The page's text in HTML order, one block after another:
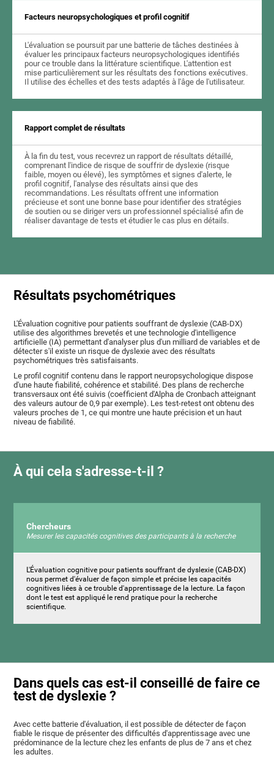
Facteurs neuropsychologiques et profil cognitif
L'évaluation se poursuit par une batterie de tâches destinées à
évaluer les principaux facteurs neuropsychologiques identifiés
pour ce trouble dans la littérature scientifique. L'attention est
mise particulièrement sur les résultats des fonctions exécutives.
Il utilise des échelles et des tests adaptés à l'âge de l'utilisateur.
Rapport complet de résultats
À la fin du test, vous recevrez un rapport de résultats détaillé,
comprenant l'indice de risque de souffrir de dyslexie (risque
faible, moyen ou élevé), les symptômes et signes d'alerte, le
profil cognitif, l'analyse des résultats ainsi que des
recommandations. Les résultats offrent une information
précieuse et sont une bonne base pour identifier des stratégies
de soutien ou se diriger vers un professionnel spécialisé afin de
réaliser davantage de tests et étudier le cas plus en détails.
Résultats psychométriques
L'Évaluation cognitive pour patients souffrant de dyslexie (CAB-DX)
utilise des algorithmes brevetés et une technologie d'intelligence
artificielle (IA) permettant d'analyser plus d'un milliard de variables et de
détecter s'il existe un risque de dyslexie avec des résultats
psychométriques très satisfaisants.
Le profil cognitif contenu dans le rapport neuropsychologique dispose
d'une haute fiabilité, cohérence et stabilité. Des plans de recherche
transversaux ont été suivis (coefficient d'Alpha de Cronbach atteignant
des valeurs autour de 0,9 par exemple). Les test-retest ont obtenu des
valeurs proches de 1, ce qui montre une haute précision et un haut
niveau de fiabilité.
À qui cela s'adresse-t-il ?
Chercheurs
Mesurer les capacités cognitives des participants à la recherche
L'Évaluation cognitive pour patients souffrant de dyslexie (CAB-DX)
nous permet d'évaluer de façon simple et précise les capacités
cognitives liées à ce trouble d'apprentissage de la lecture. La façon
dont le test est appliqué le rend pratique pour la recherche
scientifique.
Dans quels cas est-il conseillé de faire ce
test de dyslexie ?
Avec cette batterie d'évaluation, il est possible de détecter de façon
fiable le risque de présenter des difficultés d'apprentissage avec une
prédominance de la lecture chez les enfants de plus de 7 ans et chez
les adultes.